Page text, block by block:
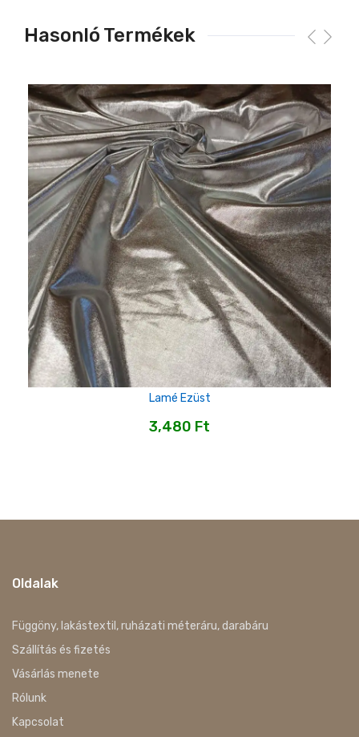
Hasonló Termékek
Lamé Ezüst
3,480 Ft
Oldalak
Függöny, lakástextil, ruházati méteráru, darabáru
Szállítás és fizetés
Vásárlás menete
Rólunk
Kapcsolat